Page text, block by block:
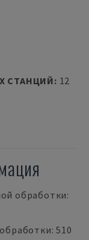
СТАНЦИЙ: 12
обработки:
510